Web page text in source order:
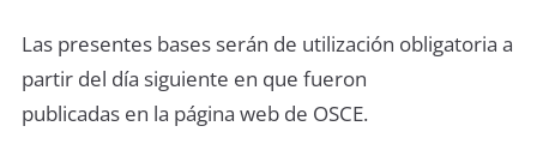
Las presentes bases serán de utilización obligatoria a
partir del día siguiente en que fueron
publicadas en la página web de OSCE.